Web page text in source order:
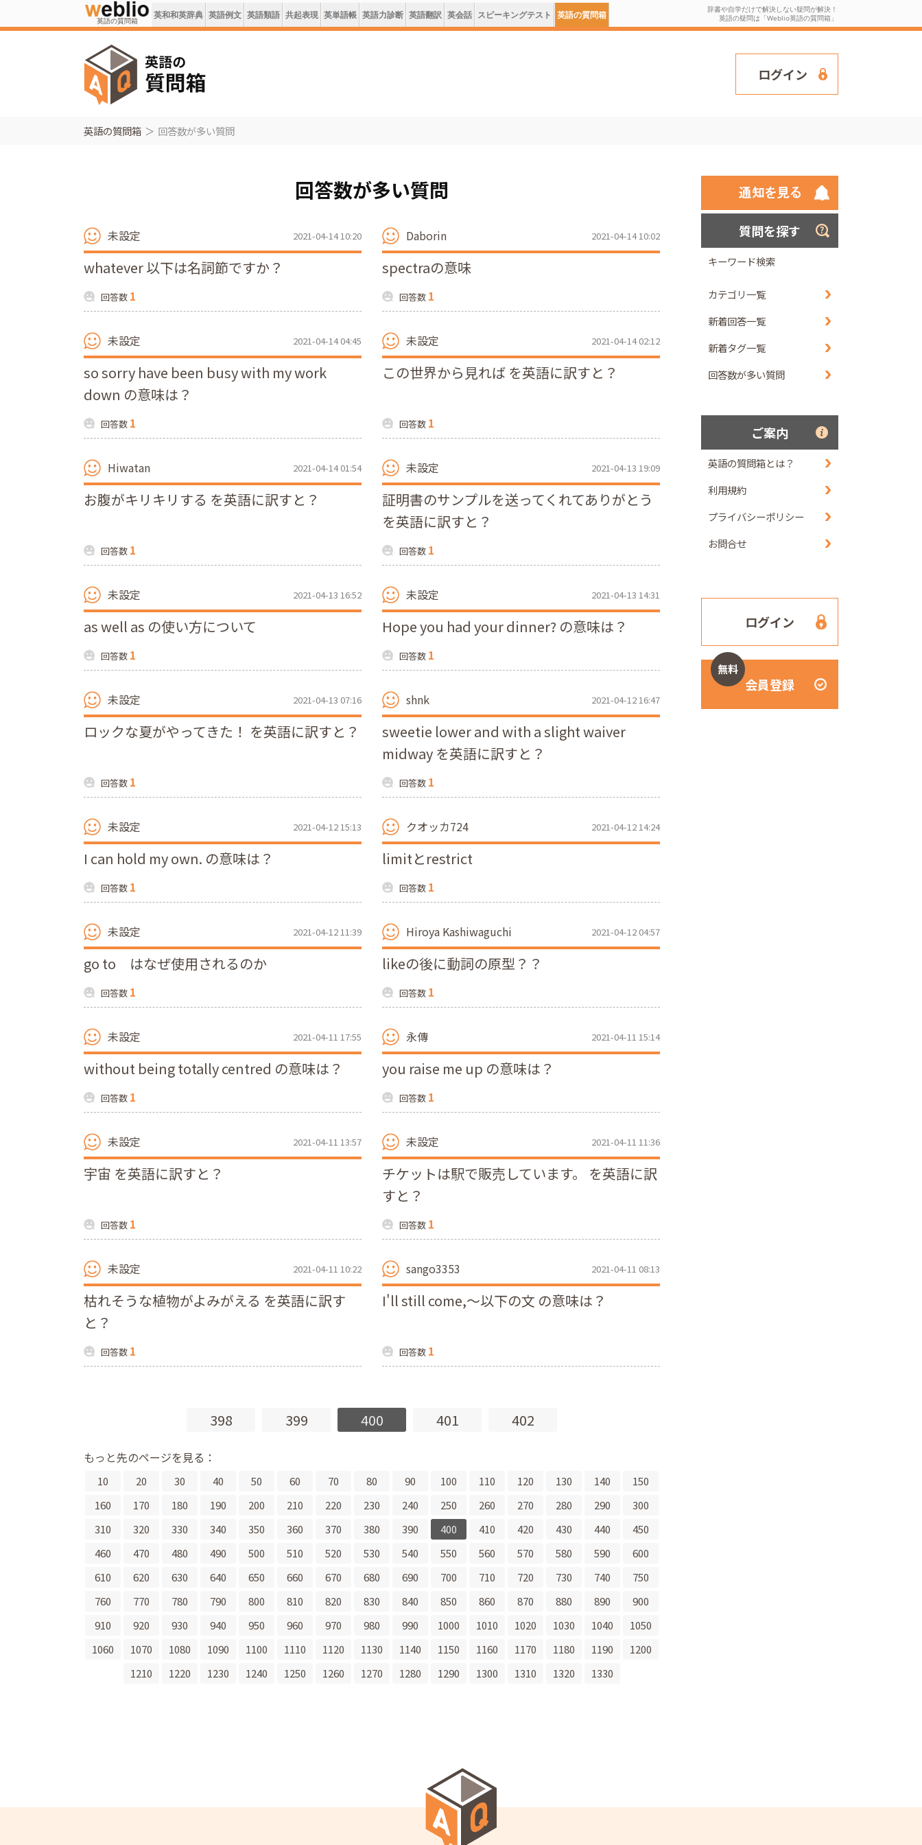
英語の質問箱 英和和英辞典 英語例文 英語類語 共起表現 英単語帳 英語力診断 英語翻訳 英会話 スピーキングテスト 英語の質問箱
辞書や自学だけで解決しない疑問が解決！
英語の疑問は「Weblio英語の質問箱」
ログイン
英語の質問箱 回答数が多い質問
回答数が多い質問
未設定 2021-04-14 10:20
whatever 以下は名詞節ですか？
回答数 1
Daborin 2021-04-14 10:02
spectraの意味
回答数 1
未設定 2021-04-14 04:45
so sorry have been busy with my work
down の意味は？
回答数 1
未設定 2021-04-14 02:12
この世界から見れば を英語に訳すと？
回答数 1
Hiwatan 2021-04-14 01:54
お腹がキリキリする を英語に訳すと？
回答数 1
未設定 2021-04-13 19:09
証明書のサンプルを送ってくれてありがとう
を英語に訳すと？
回答数 1
未設定 2021-04-13 16:52
as well as の使い方について
回答数 1
未設定 2021-04-13 14:31
Hope you had your dinner? の意味は？
回答数 1
未設定 2021-04-13 07:16
ロックな夏がやってきた！ を英語に訳すと？
回答数 1
shnk 2021-04-12 16:47
sweetie lower and with a slight waiver
midway を英語に訳すと？
回答数 1
未設定 2021-04-12 15:13
I can hold my own. の意味は？
回答数 1
クオッカ724 2021-04-12 14:24
limitとrestrict
回答数 1
未設定 2021-04-12 11:39
go to はなぜ使用されるのか
回答数 1
Hiroya Kashiwaguchi 2021-04-12 04:57
likeの後に動詞の原型？？
回答数 1
未設定 2021-04-11 17:55
without being totally centred の意味は？
回答数 1
永傳 2021-04-11 15:14
you raise me up の意味は？
回答数 1
未設定 2021-04-11 13:57
宇宙 を英語に訳すと？
回答数 1
未設定 2021-04-11 11:36
チケットは駅で販売しています。 を英語に訳
すと？
回答数 1
未設定 2021-04-11 10:22
枯れそうな植物がよみがえる を英語に訳す
と？
回答数 1
sango3353 2021-04-11 08:13
I'll still come,～以下の文 の意味は？
回答数 1
398 399 400 401 402
もっと先のページを見る：
10 20 30 40 50 60 70 80 90 100 110 120 130 140
150
160
170 180 190 200 210 220 230 240 250 260 270 280 290
300
310
320 330 340 350 360 370 380 390 400 410 420 430 440
450
460
470 480 490 500 510 520 530 540 550 560 570 580 590
600
610
620 630 640 650 660 670 680 690 700 710 720 730 740
750
760
770 780 790 800 810 820 830 840 850 860 870 880 890
900
910
920 930 940 950 960 970 980 990 1000 1010 1020 1030 1040
1050
1060
1070 1080 1090 1100 1110 1120 1130 1140 1150 1160 1170 1180 1190
1200
1210
1220 1230 1240 1250 1260 1270 1280 1290 1300 1310 1320 1330
質問を探す
キーワード検索
カテゴリ一覧
新着回答一覧
新着タグ一覧
回答数が多い質問
ご案内
英語の質問箱とは？
利用規約
プライバシーポリシー
お問合せ
ログイン
無料
会員登録